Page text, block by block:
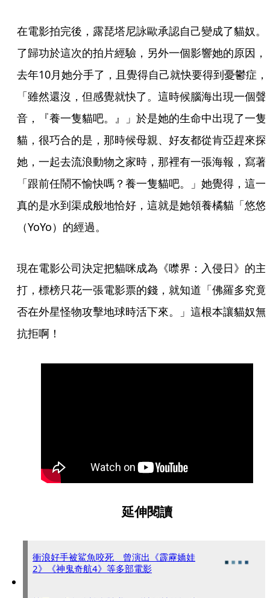
在電影拍完後，露琵塔尼詠歐承認自己變成了貓奴。
了歸功於這次的拍片經驗，另外一個影響她的原因，
去年10月她分手了，且覺得自己就快要得到憂鬱症，
「雖然還沒，但感覺就快了。這時候腦海出現一個聲
音，『養一隻貓吧。』」於是她的生命中出現了一隻
貓，很巧合的是，那時候母親、好友都從肯亞趕來探
她，一起去流浪動物之家時，那裡有一張海報，寫著
「跟前任鬧不愉快嗎？養一隻貓吧。」她覺得，這一
真的是水到渠成般地恰好，這就是她領養橘貓「悠悠
（YoYo）的經過。
現在電影公司決定把貓咪成為《噤界：入侵日》的主
打，標榜只花一張電影票的錢，就知道「佛羅多究竟
否在外星怪物攻擊地球時活下來。」這根本讓貓奴無
抗拒啊！
延伸閱讀
衝浪好手被鯊魚咬死 曾演出《霹靂嬌娃
2》《神鬼奇航4》等多部電影